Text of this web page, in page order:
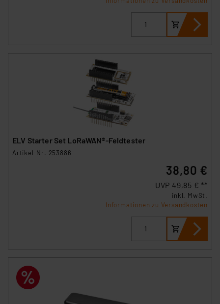
ELV Starter Set LoRaWAN®-Feldtester
Artikel-Nr. 253886
38,80 €
UVP 49,85 € **
inkl. MwSt.
Informationen zu Versandkosten